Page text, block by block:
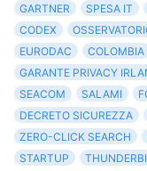
GARTNER
SPESA IT
CODEX
EURODAC
COLOMBIA
GARANTE PRIVACY
SEACOM
SALAMI
DECRETO SICUREZZA
ZERO-CLICK SEARCH
STARTUP